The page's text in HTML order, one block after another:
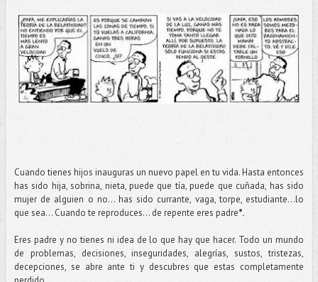
Cuando tienes hijos inauguras un nuevo papel en tu vida. Hasta entonces
has sido hija, sobrina, nieta, puede que tía, puede que cuñada, has sido
mujer de alguien o no… has sido currante, vaga, torpe, estudiante…lo
que sea… Cuando te reproduces… de repente eres padre*.
Eres padre y no tienes ni idea de lo que hay que hacer. Todo un mundo
de problemas, decisiones, inseguridades, alegrías, sustos, tristezas,
decepciones, se abre ante ti y descubres que estas completamente